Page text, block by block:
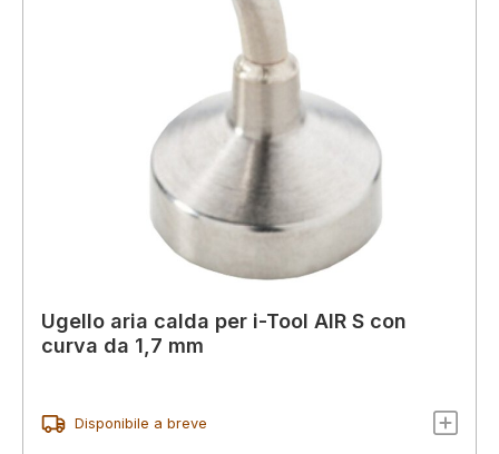
Ugello aria calda per i-Tool AIR S con
curva da 1,7 mm
Disponibile a breve